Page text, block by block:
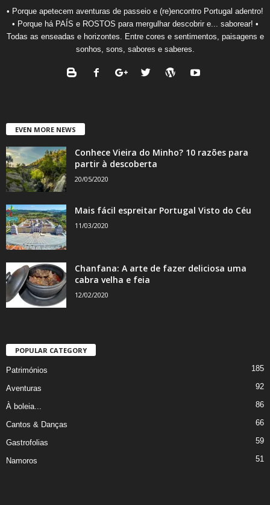
• Porque apetecem aventuras de passeio e (re)encontro Portugal adentro!
• Porque há PAÍS e ROSTOS para mergulhar descobrir e... saborear! •
Todas as enseadas e horizontes. Entre cores e sentimentos, paisagens e
sonhos, sons, sabores e saberes.
EVEN MORE NEWS
Conhece Vieira do Minho? 10 razões para
partir à descoberta
20/05/2020
Mais fácil espreitar Portugal Visto do Céu
11/03/2020
Chanfana: A arte de fazer deliciosa uma
cabra velha e feia
12/02/2020
POPULAR CATEGORY
Patrimónios 185
Aventuras 92
À boleia... 86
Cantos & Danças 66
Gastrofolias 59
Namoros 51